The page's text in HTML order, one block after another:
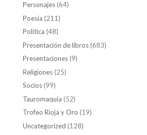
Personajes(64)
Poesía (211)
Política (48)
Presentación de libros(683)
Presentaciones(9)
Religiones(25)
Socios(99)
Tauromaquia (52)
Trofeo Rioja y Oro (19)
Uncategorized (128)